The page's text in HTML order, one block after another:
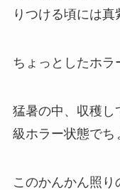
りつける頃には真
ちょっとしたホラ
猛暑の中、収穫し
級ホラー状態でち
このかんかん照